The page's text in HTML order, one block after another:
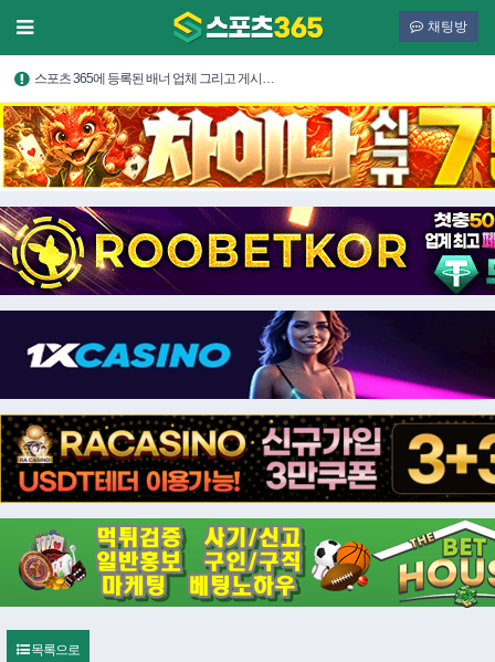
채팅방
스포츠 365에 등록된 배너 업체 그리고 게시…
목록으로